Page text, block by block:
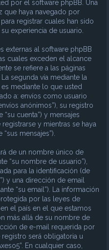
por el software phpBB. Una
que haya navegado por
registrar cuales han sido
experiencia de usuario.
externas al software phpBB
cuales exceden el alcance
se refiere a las páginas
segunda vía mediante la
mediante lo que usted
a: envíos como usuario
anónimos”), su registro
“su cuenta”) y mensajes
y mientras se haya
mensajes”).
de un nombre único de
“su nombre de usuario”),
para la identificación (de
y una dirección de email
“su email”). La información
por las leyes de
el país en el que estamos
más allá de su nombre de
de e-mail requerida por
registro será obligatoria u
En cualquier caso,